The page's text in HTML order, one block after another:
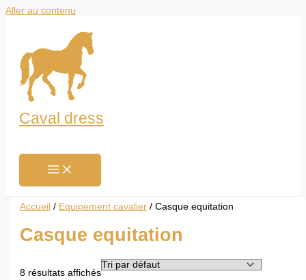
Aller au contenu
Caval dress
Accueil / Equipement cavalier / Casque equitation
Casque equitation
8 résultats affichés